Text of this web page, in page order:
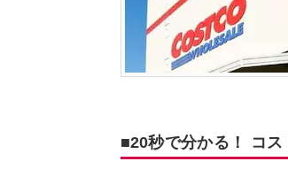
■20秒で分かる！ コ